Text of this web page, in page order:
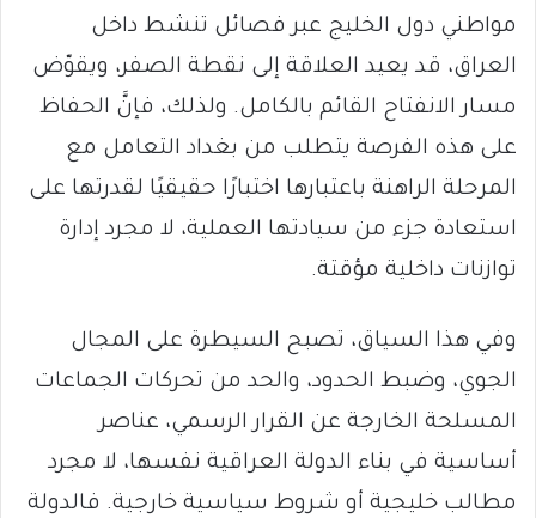
مواطني دول الخليج عبر فصائل تنشط داخل
العراق، قد يعيد العلاقة إلى نقطة الصفر، ويقوّض
مسار الانفتاح القائم بالكامل. ولذلك، فإنَّ الحفاظ
على هذه الفرصة يتطلب من بغداد التعامل مع
المرحلة الراهنة باعتبارها اختبارًا حقيقيًا لقدرتها على
استعادة جزء من سيادتها العملية، لا مجرد إدارة
توازنات داخلية مؤقتة.
وفي هذا السياق، تصبح السيطرة على المجال
الجوي، وضبط الحدود، والحد من تحركات الجماعات
المسلحة الخارجة عن القرار الرسمي، عناصر
أساسية في بناء الدولة العراقية نفسها، لا مجرد
مطالب خليجية أو شروط سياسية خارجية. فالدولة